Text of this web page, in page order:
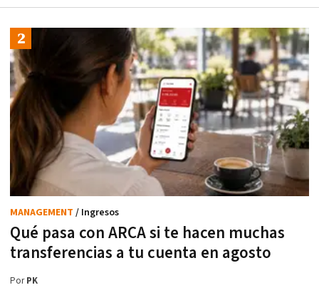
Qué pasa con ARCA si te hacen muchas
transferencias a tu cuenta en agosto
MANAGEMENT / Ingresos
PorPK